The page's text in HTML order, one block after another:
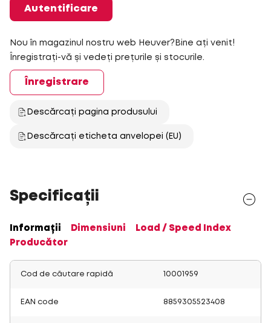
Autentificare
Nou în magazinul nostru web Heuver?Bine ați venit!
Înregistrați-vă și vedeți prețurile și stocurile.
Înregistrare
Descărcați pagina produsului
Descărcați eticheta anvelopei (EU)
Specificații
Informații Dimensiuni
Load / Speed Index
Producător
Cod de căutare rapidă 10001959
EAN code 8859305523408